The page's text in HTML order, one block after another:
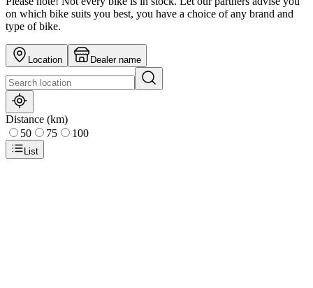
on which bike suits you best, you have a choice of any brand and
type of bike.
Location Dealer name
Distance (km)
50
75 100
List